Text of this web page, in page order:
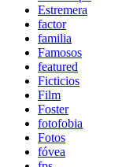
Estremera
factor
familia
Famosos
featured
Ficticios
Film
Foster
fotofobia
Fotos
fóvea